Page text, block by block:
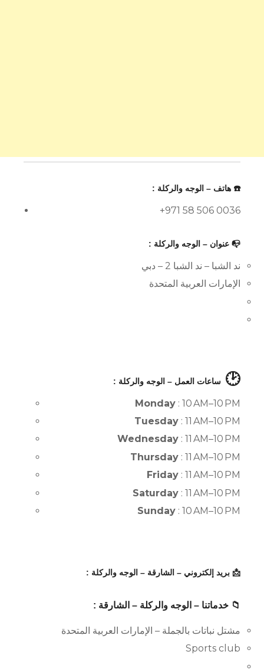
☎️ هاتف – الوجه والركلة :
+971 58 506 0036
📭 عنوان – الوجه والركلة :
ند الشبا – ند الشبا 2 – دبي
الإمارات العربية المتحدة
🕑 ساعات العمل – الوجه والركلة :
Monday : 10 AM–10 PM
Tuesday : 11 AM–10 PM
Wednesday : 11 AM–10 PM
Thursday : 11 AM–10 PM
Friday : 11 AM–10 PM
Saturday : 11 AM–10 PM
Sunday : 10 AM–10 PM
📩 بريد إلكتروني – الشارقة – الوجه والركلة :
📁 خدماتنا – الوجه والركلة – الشارقة :
مشتل نباتات بالجملة – الإمارات العربية المتحدة
Sports club